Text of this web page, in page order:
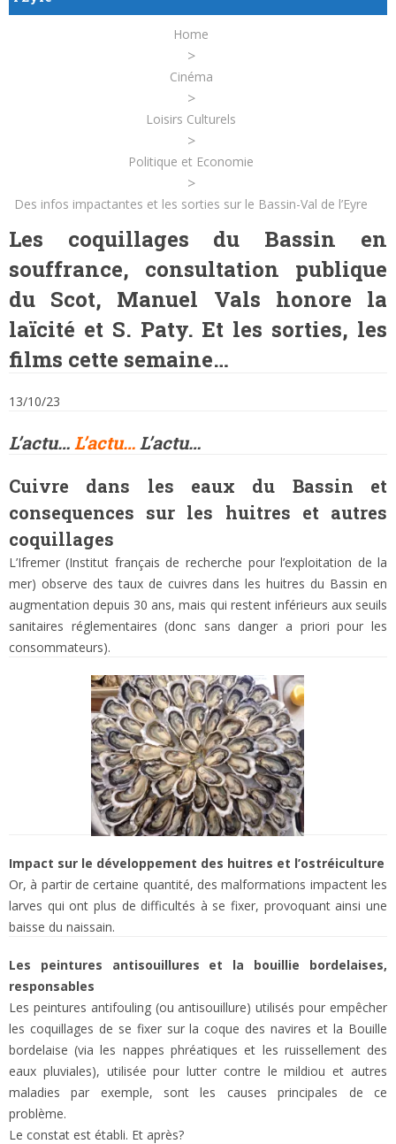
Home
>
Cinéma
>
Loisirs Culturels
>
Politique et Economie
>
Des infos impactantes et les sorties sur le Bassin-Val de l’Eyre
Les coquillages du Bassin en
souffrance, consultation publique
du Scot, Manuel Vals honore la
laïcité et S. Paty. Et les sorties, les
films cette semaine…
13/10/23
L’actu… L’actu…L’actu…
Cuivre dans les eaux du Bassin et
consequences sur les huitres et autres
coquillages
L’Ifremer (Institut français de recherche pour l’exploitation de la
mer) observe des taux de cuivres dans les huitres du Bassin en
augmentation depuis 30 ans, mais qui restent inférieurs aux seuils
sanitaires réglementaires (donc sans danger a priori pour les
consommateurs).
Impact sur le développement des huitres et l’ostréiculture
Or, à partir de certaine quantité, des malformations impactent les
larves qui ont plus de difficultés à se fixer, provoquant ainsi une
baisse du naissain.
Les peintures antisouillures et la bouillie bordelaises,
responsables
Les peintures antifouling (ou antisouillure) utilisés pour empêcher
les coquillages de se fixer sur la coque des navires et la Bouille
bordelaise (via les nappes phréatiques et les ruissellement des
eaux pluviales), utilisée pour lutter contre le mildiou et autres
maladies par exemple, sont les causes principales de ce
problème.
Le constat est établi. Et après?